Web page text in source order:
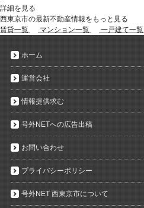
詳細を見る
西東京市の最新不動産情報をもっと見る
賃貸一覧
マンション一覧 一戸建て一覧
ホーム
運営会社
情報提供求む
号外NETへの広告出稿
お問い合わせ
プライバシーポリシー
号外NET 西東京市について